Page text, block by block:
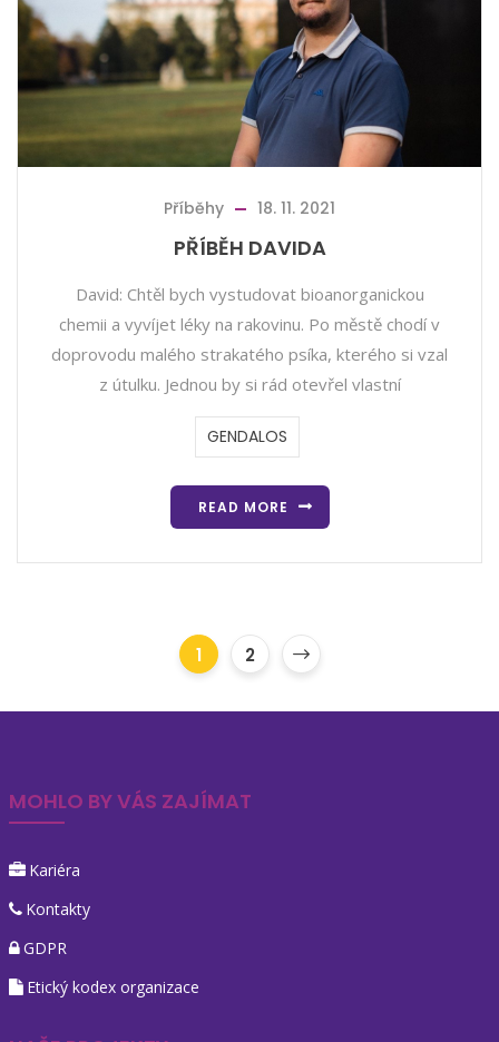
Příběhy 18. 11. 2021
PŘÍBĚH DAVIDA
David: Chtěl bych vystudovat bioanorganickou
chemii a vyvíjet léky na rakovinu. Po městě chodí v
doprovodu malého strakatého psíka, kterého si vzal
z útulku. Jednou by si rád otevřel vlastní
GENDALOS
READ MORE
1 2
MOHLO BY VÁS ZAJÍMAT
Kariéra
Kontakty
GDPR
Etický kodex organizace